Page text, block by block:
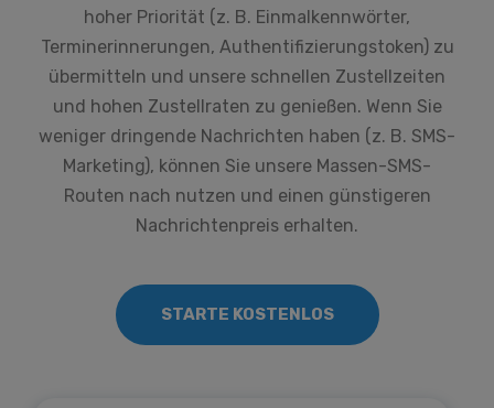
hoher Priorität (z. B. Einmalkennwörter,
Terminerinnerungen, Authentifizierungstoken) zu
übermitteln und unsere schnellen Zustellzeiten
und hohen Zustellraten zu genießen. Wenn Sie
weniger dringende Nachrichten haben (z. B. SMS-
Marketing), können Sie unsere Massen-SMS-
Routen nach nutzen und einen günstigeren
Nachrichtenpreis erhalten.
STARTE KOSTENLOS